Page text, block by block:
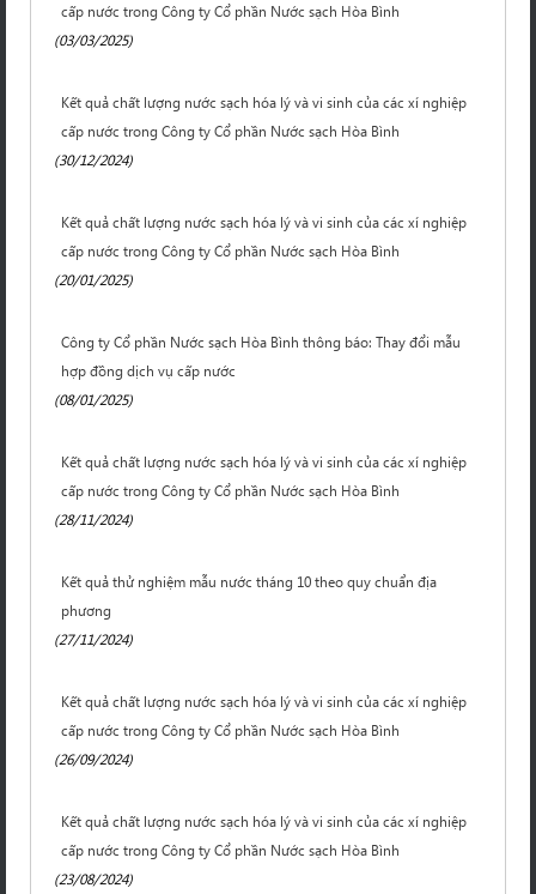
cấp nước trong Công ty Cổ phần Nước sạch Hòa Bình
(03/03/2025)
Kết quả chất lượng nước sạch hóa lý và vi sinh của các xí nghiệp
cấp nước trong Công ty Cổ phần Nước sạch Hòa Bình
(30/12/2024)
Kết quả chất lượng nước sạch hóa lý và vi sinh của các xí nghiệp
cấp nước trong Công ty Cổ phần Nước sạch Hòa Bình
(20/01/2025)
Công ty Cổ phần Nước sạch Hòa Bình thông báo: Thay đổi mẫu
hợp đồng dịch vụ cấp nước
(08/01/2025)
Kết quả chất lượng nước sạch hóa lý và vi sinh của các xí nghiệp
cấp nước trong Công ty Cổ phần Nước sạch Hòa Bình
(28/11/2024)
Kết quả thử nghiệm mẫu nước tháng 10 theo quy chuẩn địa
phương
(27/11/2024)
Kết quả chất lượng nước sạch hóa lý và vi sinh của các xí nghiệp
cấp nước trong Công ty Cổ phần Nước sạch Hòa Bình
(26/09/2024)
Kết quả chất lượng nước sạch hóa lý và vi sinh của các xí nghiệp
cấp nước trong Công ty Cổ phần Nước sạch Hòa Bình
(23/08/2024)